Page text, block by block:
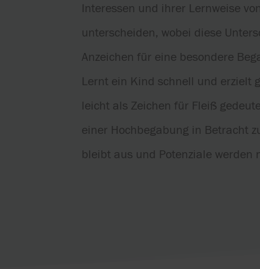
Interessen und ihrer Lernweise
unterscheiden, wobei diese
Anzeichen für eine besondere
Lernt ein Kind schnell und erzielt
leicht als Zeichen für Fleiß
einer Hochbegabung in Betracht
bleibt aus und Potenziale werden